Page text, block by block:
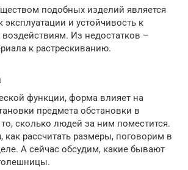
подобных изделий является
и устойчивость к
воздействиям. Из недостатков –
к растрескиванию.
функции, форма влияет на
предмета обстановки в
сколько людей за ним поместится.
как рассчитать размеры, поговорим в
А сейчас обсудим, какие бывают